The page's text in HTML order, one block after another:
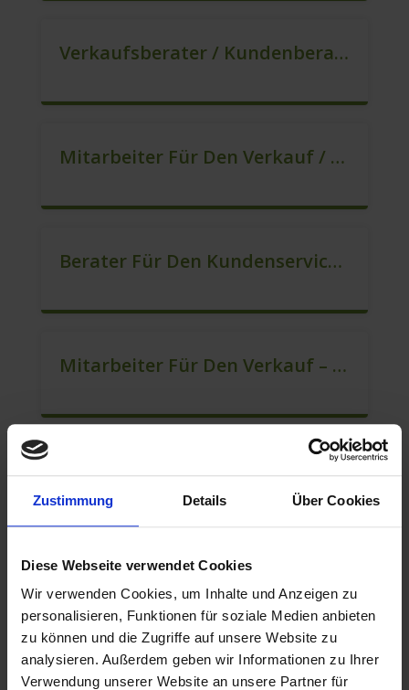
Zustimmung Details Über Cookies
Diese Webseite verwendet Cookies
Wir verwenden Cookies, um Inhalte und Anzeigen zu
personalisieren, Funktionen für soziale Medien anbieten
zu können und die Zugriffe auf unsere Website zu
analysieren. Außerdem geben wir Informationen zu Ihrer
Verwendung unserer Website an unsere Partner für
Verkaufsberater / Kundenberater (B2C) (m/w/d)
Mitarbeiter Für Den Verkauf / Vertrieb (m/w/d)
Berater Für Den Kundenservice (m/w/d)
Mitarbeiter Für Den Verkauf – Quereinstieg Möglich (m/w/d)
Mitarbeiter Verkauf – Festanstellung (m/w/d)
Verkaufsberater – Festanstellung (m/w/d)